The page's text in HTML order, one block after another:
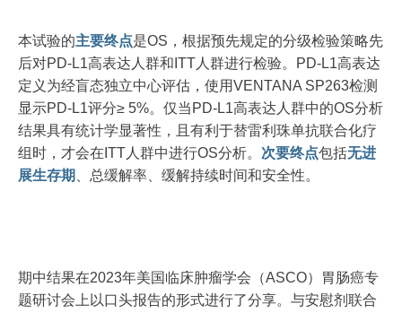
本试验的主要终点是OS，根据预先规定的分级检验策略先
后对PD-L1高表达人群和ITT人群进行检验。PD-L1高表达
定义为经盲态独立中心评估，使用VENTANA SP263检测
显示PD-L1评分≥ 5%。仅当PD-L1高表达人群中的OS分析
结果具有统计学显著性，且有利于替雷利珠单抗联合化疗
组时，才会在ITT人群中进行OS分析。 次要终点包括无进
展生存期
、总缓解率、缓解持续时间和安全性。
期中结果在2023年美国临床肿瘤学会（ASCO）胃肠癌专
题研讨会上以口头报告的形式进行了分享。与安慰剂联合